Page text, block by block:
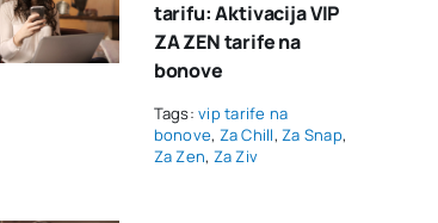
tarifu: Aktivacija VIP
ZA ZEN tarife na
bonove
Tags:vip tarife na
bonove, Za Chill,Za Snap,
Za Zen, Za Ziv